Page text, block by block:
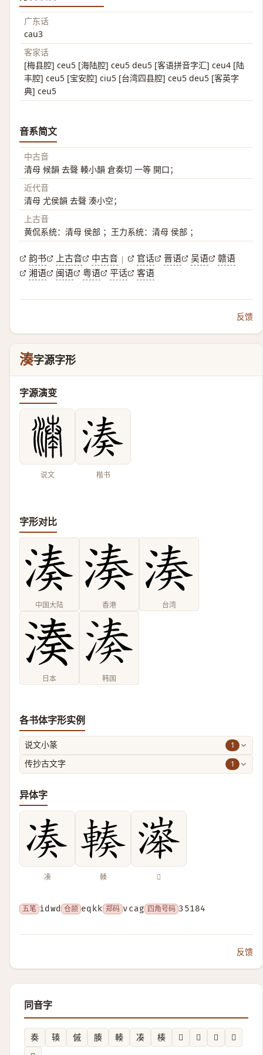
广东话
cau3
客家话
[梅县腔] ceu5 [海陆腔] ceu5 deu5 [客语拼音字汇] ceu4 [陆
丰腔] ceu5 [宝安腔] ciu5 [台湾四县腔] ceu5 deu5 [客英字
典] ceu5
音系简文
中古音
清母 候韻 去聲 輳小韻 倉奏切 一等 開口；
近代音
清母 尤侯韻 去聲 湊小空；
上古音
黄侃系统：清母 侯部 ；王力系统：清母 侯部 ；
韵书 上古音 中古音 | 官话 晋语 吴语
赣语
湘语
闽语 粤语 平话 客语
反馈
湊字源字形
字源演变
说文 楷书
字形对比
中国大陆 香港 台湾
日本 韩国
各书体字形实例
说文小篆 1
传抄古文字 1
异体字
凑 輳 𣽵
五笔 idwd 仓颉 eqkk 郑码 vcag 四角号码 35184
反馈
同音字
奏 辏 傶 腠 輳 凑 楱 𦦅 𩹀 𨨯
𤆑